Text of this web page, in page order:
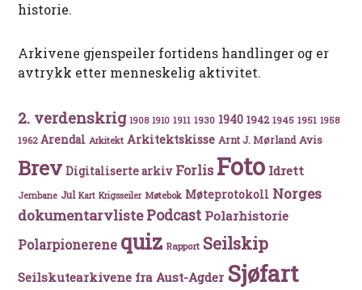
historie.
Arkivene gjenspeiler fortidens handlinger og er
avtrykk etter menneskelig aktivitet.
2. verdenskrig 1908 1910 1911 1930 1940 1942 1945 1951 1958
1962 Arendal Arkitekt Arkitektskisse Arnt J. Mørland Avis
Brev Digitaliserte arkiv Forlis Foto Idrett
Jernbane Jul Kart Krigsseiler Møtebok Møteprotokoll Norges
dokumentarvlistePodcast Polarhistorie
Polarpionerene quiz Rapport Seilskip
Seilskutearkivene fra Aust-Agder Sjøfart